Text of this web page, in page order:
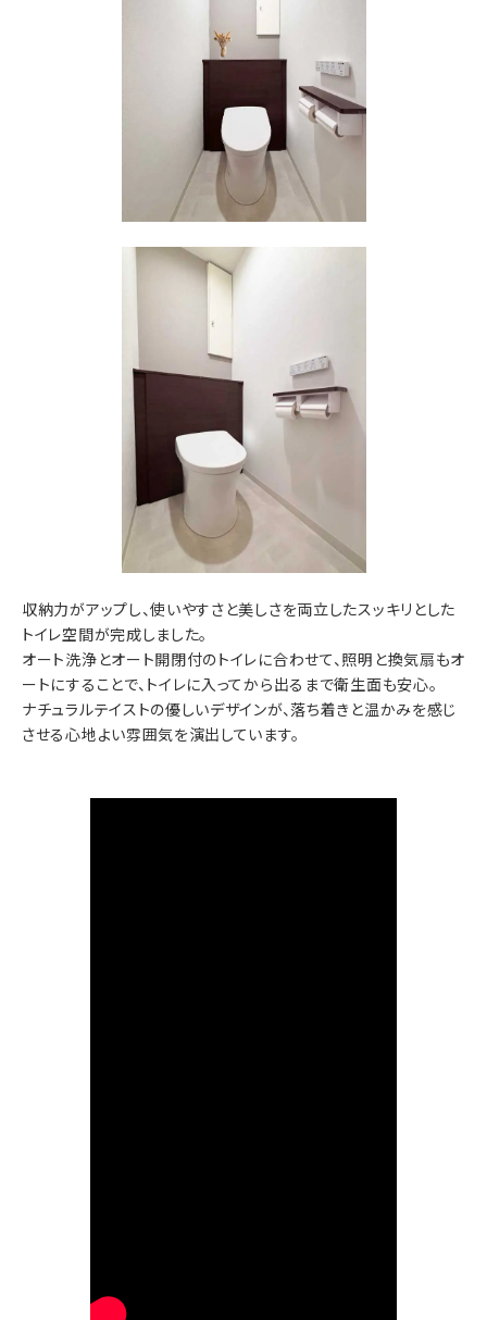
収納力がアップし、使いやすさと美しさを両立したスッキリとした
トイレ空間が完成しました。
オート洗浄とオート開閉付のトイレに合わせて、照明と換気扇もオ
ートにすることで、トイレに入ってから出るまで衛生面も安心。
ナチュラルテイストの優しいデザインが、落ち着きと温かみを感じ
させる心地よい雰囲気を演出しています。